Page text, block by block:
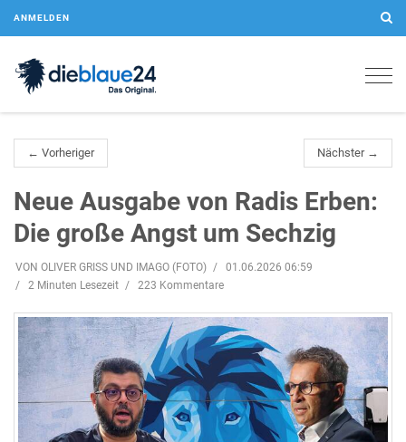
ANMELDEN
← Vorheriger Nächster →
Neue Ausgabe von Radis Erben:
Die große Angst um Sechzig
VON OLIVER GRISS UND IMAGO (FOTO)
01.06.2026 06:59
2 Minuten Lesezeit
223 Kommentare